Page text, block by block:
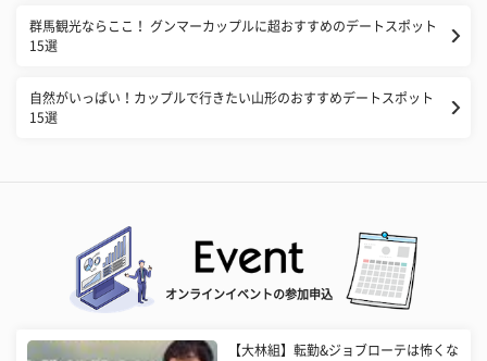
群馬観光ならここ！ グンマーカップルに超おすすめのデートスポット
15選
自然がいっぱい！カップルで行きたい山形のおすすめデートスポット
15選
オンラインイベントの参加申込
【大林組】転勤&ジョブローテは怖くな